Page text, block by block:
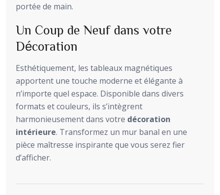
portée de main.
Un Coup de Neuf dans votre
Décoration
Esthétiquement, les tableaux magnétiques
apportent une touche moderne et élégante à
n’importe quel espace. Disponible dans divers
formats et couleurs, ils s’intègrent
harmonieusement dans votre décoration
intérieure. Transformez un mur banal en une
pièce maîtresse inspirante que vous serez fier
d’afficher.